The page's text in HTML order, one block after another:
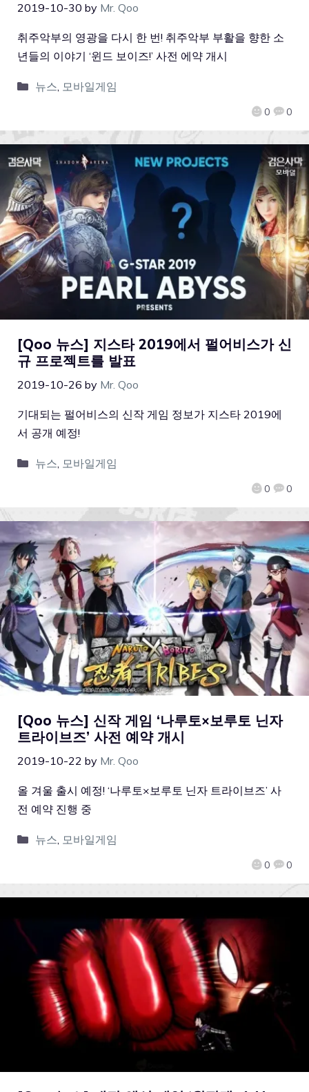
2019-10-30 by Mr. Qoo
0 0
취주악부의 영광을 다시 한 번! 취주악부 부활을 향한 소
년들의 이야기 ‘윈드 보이즈!’ 사전 에약 개시
뉴스, 모바일게임
[Qoo 뉴스] 지스타 2019에서 펄어비스가 신
규 프로젝트를 발표
2019-10-26 by Mr. Qoo
0 0
기대되는 펄어비스의 신작 게임 정보가 지스타 2019에
서 공개 예정!
뉴스 모바일게임
[Qoo 뉴스] 신작 게임 ‘나루토×보루토 닌자
트라이브즈’ 사전 예약 개시
2019-10-22 by Mr. Qoo
0 0
올 겨울 출시 예정! ‘나루토×보루토 닌자 트라이브즈’ 사
전 예약 진행 중
뉴스 모바일게임